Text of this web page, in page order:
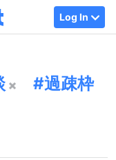
Log In
過疎枠